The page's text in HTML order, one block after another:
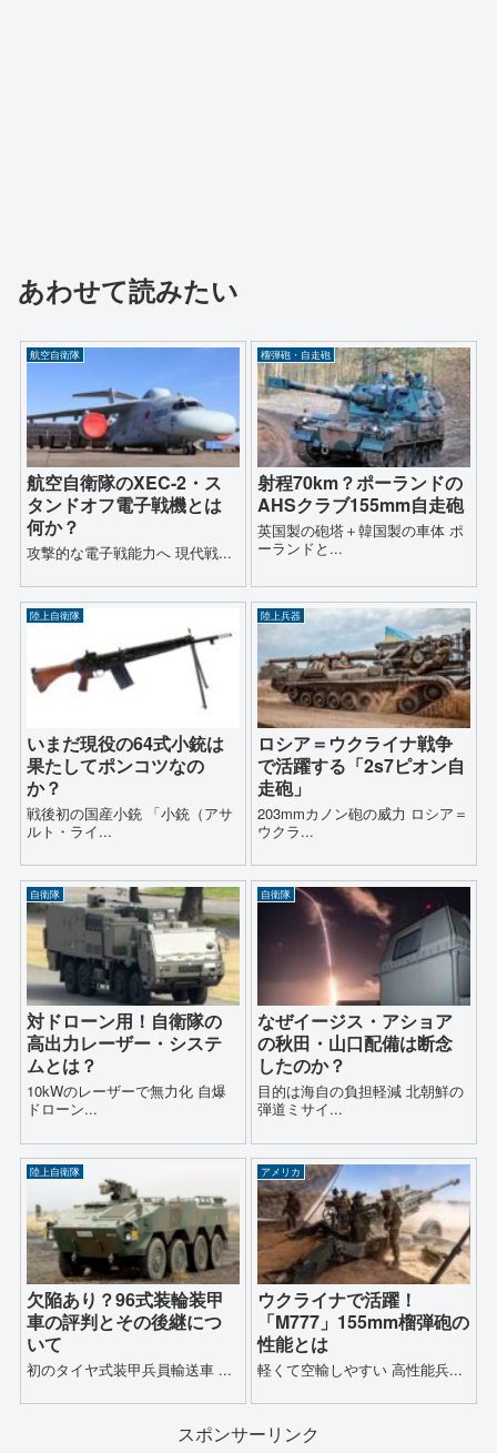
あわせて読みたい
航空自衛隊
航空自衛隊のXEC-2・ス
タンドオフ電子戦機とは
何か？
攻撃的な電子戦能力へ 現代戦...
榴弾砲・自走砲
射程70km？ポーランドの
AHSクラブ155mm自走砲
英国製の砲塔＋韓国製の車体 ポ
ーランドと...
陸上自衛隊
いまだ現役の64式小銃は
果たしてポンコツなの
か？
戦後初の国産小銃 「小銃（アサ
ルト・ライ...
陸上兵器
ロシア＝ウクライナ戦争
で活躍する「2s7ピオン自
走砲」
203mmカノン砲の威力 ロシア＝
ウクラ...
自衛隊
対ドローン用！自衛隊の
高出力レーザー・システ
ムとは？
10kWのレーザーで無力化 自爆
ドローン...
自衛隊
なぜイージス・アショア
の秋田・山口配備は断念
したのか？
目的は海自の負担軽減 北朝鮮の
弾道ミサイ...
陸上自衛隊
欠陥あり？96式装輪装甲
車の評判とその後継につ
いて
初のタイヤ式装甲兵員輸送車 ...
アメリカ
ウクライナで活躍！
「M777」155mm榴弾砲の
性能とは
軽くて空輸しやすい 高性能兵...
スポンサーリンク